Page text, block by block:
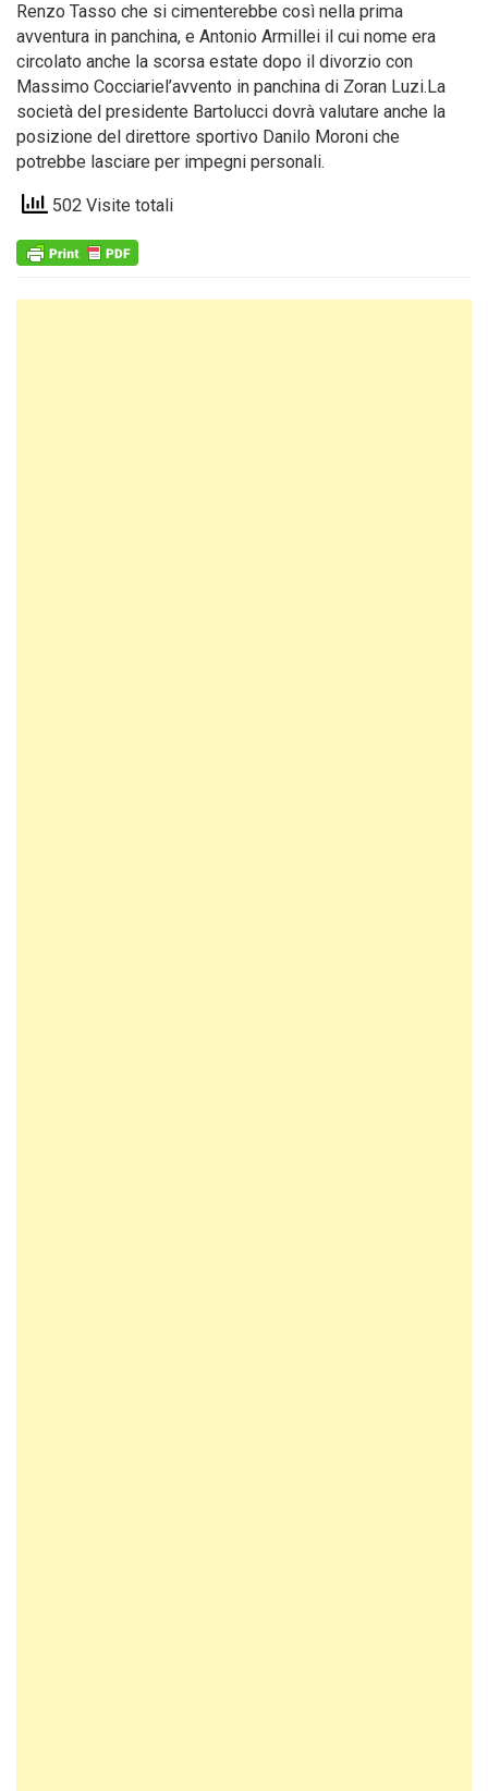
Renzo Tasso che si cimenterebbe così nella prima
avventura in panchina, e Antonio Armillei il cui nome era
circolato anche la scorsa estate dopo il divorzio con
Massimo Cocciariel’avvento in panchina di Zoran Luzi.La
società del presidente Bartolucci dovrà valutare anche la
posizione del direttore sportivo Danilo Moroni che
potrebbe lasciare per impegni personali.
502 Visite totali